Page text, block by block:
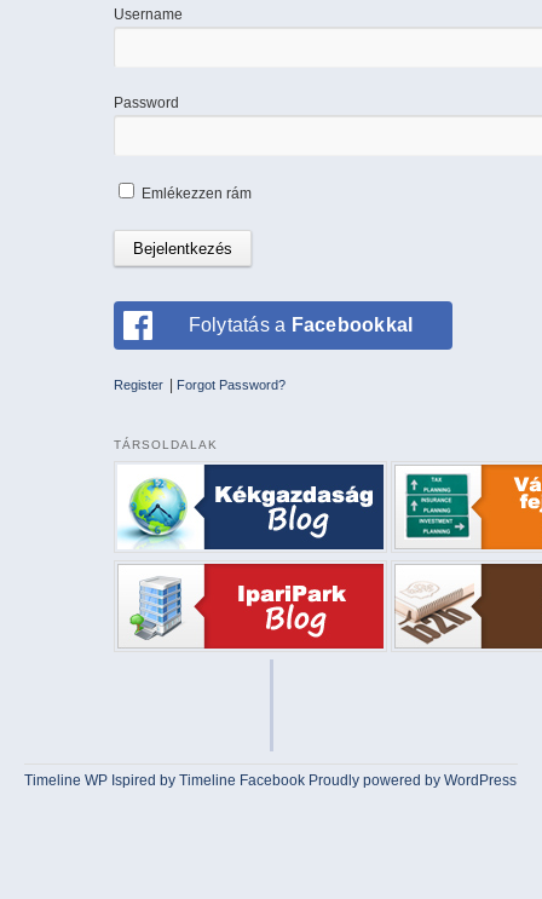
Username
Password
Emlékezzen rám
Folytatás a Facebookkal
Register Forgot Password?
TÁRSOLDALAK
Timeline WP Ispired byTimeline Facebook Proudly powered by WordPress